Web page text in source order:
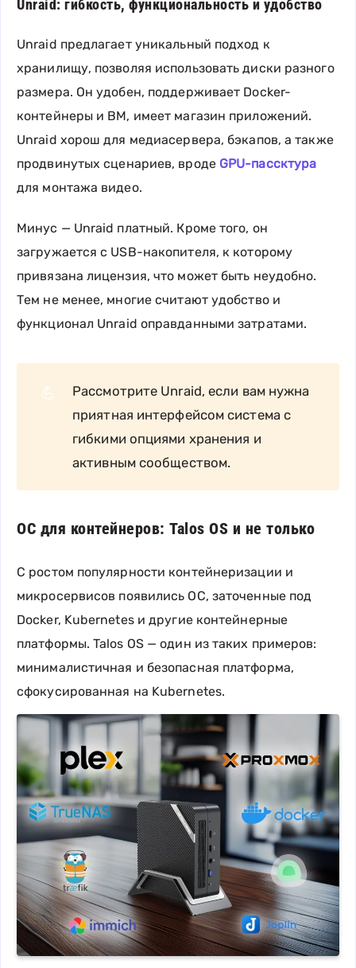
Unraid: гибкость, функциональность и удобство
Unraid предлагает уникальный подход к
хранилищу, позволяя использовать диски разного
размера. Он удобен, поддерживает Docker-
контейнеры и ВМ, имеет магазин приложений.
Unraid хорош для медиасервера, бэкапов, а также
продвинутых сценариев, вроде GPU-пассктура
для монтажа видео.
Минус — Unraid платный. Кроме того, он
загружается с USB-накопителя, к которому
привязана лицензия, что может быть неудобно.
Тем не менее, многие считают удобство и
функционал Unraid оправданными затратами.
💪
Рассмотрите Unraid, если вам нужна
приятная интерфейсом система с
гибкими опциями хранения и
активным сообществом.
ОС для контейнеров: Talos OS и не только
С ростом популярности контейнеризации и
микросервисов появились ОС, заточенные под
Docker, Kubernetes и другие контейнерные
платформы. Talos OS — один из таких примеров:
минималистичная и безопасная платформа,
сфокусированная на Kubernetes.